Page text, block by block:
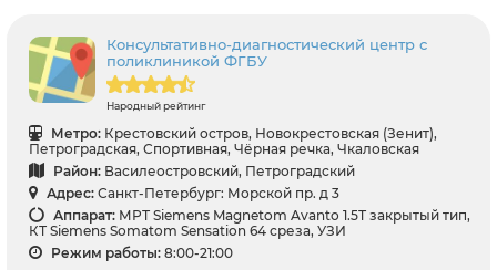
Консультативно-диагностический центр с
поликлиникой ФГБУ
Народный рейтинг
Метро: Крестовский остров, Новокрестовская (Зенит),
Петроградская, Спортивная, Чёрная речка, Чкаловская
Район: Василеостровский, Петроградский
Адрес: Санкт-Петербург: Морской пр. д 3
Аппарат: МРТ Siemens Magnetom Avanto 1.5Т закрытый тип,
КТ Siemens Somatom Sensation 64 среза, УЗИ
Режим работы: 8:00-21:00